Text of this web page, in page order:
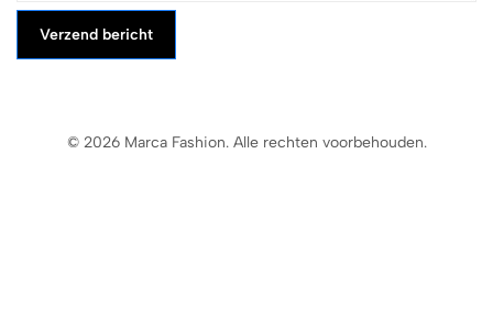
Verzend bericht
© 2026 Marca Fashion. Alle rechten voorbehouden.